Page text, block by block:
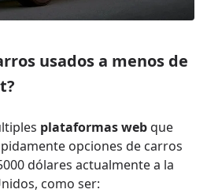
usados a menos de
plataformas webque
opciones de carros
dólares actualmente a la
como ser: